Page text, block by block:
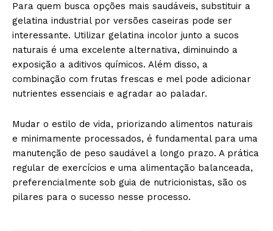
Para quem busca opções mais saudáveis, substituir a
gelatina industrial por versões caseiras pode ser
interessante. Utilizar gelatina incolor junto a sucos
naturais é uma excelente alternativa, diminuindo a
exposição a aditivos químicos. Além disso, a
combinação com frutas frescas e mel pode adicionar
nutrientes essenciais e agradar ao paladar.
Mudar o estilo de vida, priorizando alimentos naturais
e minimamente processados, é fundamental para uma
manutenção de peso saudável a longo prazo. A prática
regular de exercícios e uma alimentação balanceada,
preferencialmente sob guia de nutricionistas, são os
pilares para o sucesso nesse processo.